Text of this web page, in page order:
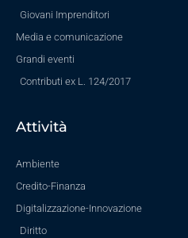
Giovani Imprenditori
Media e comunicazione
Grandi eventi
Contributi ex L. 124/2017
Attività
Ambiente
Credito-Finanza
Digitalizzazione-Innovazione
Diritto